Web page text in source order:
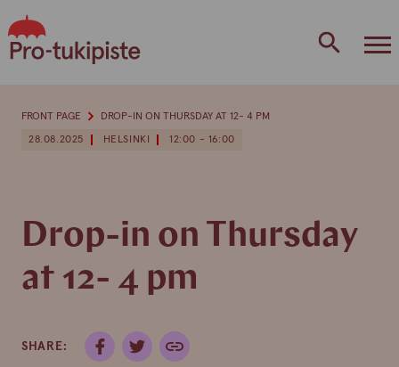
to
content
28.08.2025 HELSINKI 12:00 - 16:00
Drop-in on Thursday
at 12- 4 pm
SHARE:
FRONT PAGE DROP-IN ON THURSDAY AT 12- 4 PM